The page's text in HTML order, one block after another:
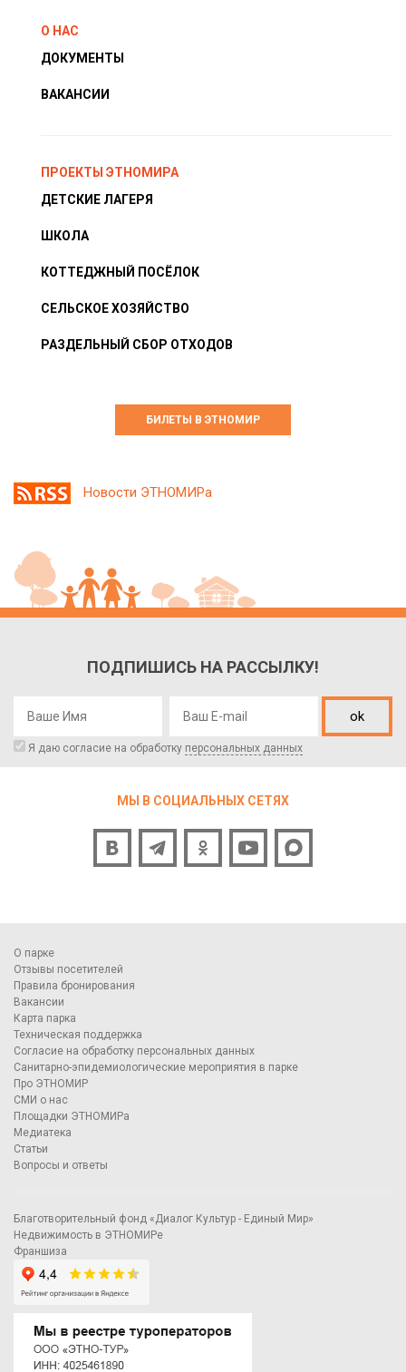
О НАС
ДОКУМЕНТЫ
ВАКАНСИИ
ПРОЕКТЫ ЭТНОМИРА
ДЕТСКИЕ ЛАГЕРЯ
ШКОЛА
КОТТЕДЖНЫЙ ПОСЁЛОК
СЕЛЬСКОЕ ХОЗЯЙСТВО
РАЗДЕЛЬНЫЙ СБОР ОТХОДОВ
БИЛЕТЫ В ЭТНОМИР
Новости ЭТНОМИРа
ПОДПИШИСЬ НА РАССЫЛКУ!
ok
Я даю согласие на обработку персональных данных
МЫ В СОЦИАЛЬНЫХ СЕТЯХ
О парке
Отзывы посетителей
Правила бронирования
Вакансии
Карта парка
Техническая поддержка
Согласие на обработку персональных данных
Санитарно-эпидемиологические мероприятия в парке
Про ЭТНОМИР
СМИ о нас
Площадки ЭТНОМИРа
Медиатека
Статьи
Вопросы и ответы
Благотворительный фонд «Диалог Культур - Единый Мир»
Недвижимость в ЭТНОМИРе
Франшиза